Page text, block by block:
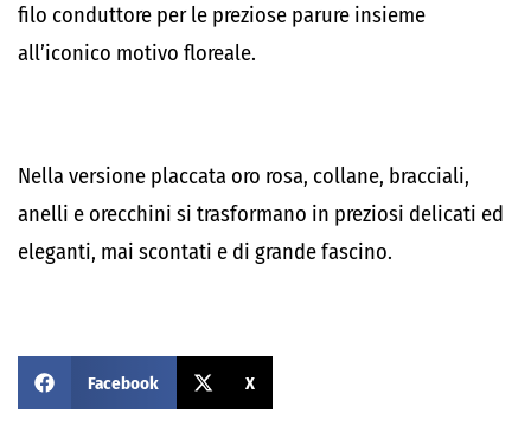
filo conduttore per le preziose parure insieme
all’iconico motivo floreale.
Nella versione placcata oro rosa, collane, bracciali,
anelli e orecchini si trasformano in preziosi delicati ed
eleganti, mai scontati e di grande fascino.
Facebook X